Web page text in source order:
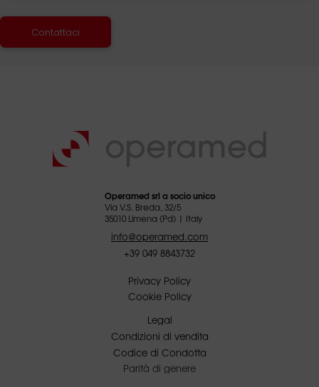
Contattaci
Operamed srl a socio unico
Via V.S. Breda, 32/5
35010 Limena (Pd) | Italy
info@operamed.com
+39 049 8843732
Privacy Policy
Cookie Policy
Legal
Condizioni di vendita
Codice di Condotta
Parità di genere